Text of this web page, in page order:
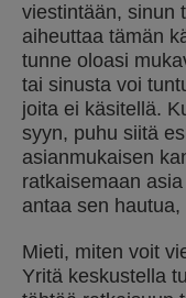
viestintään, sinun
aiheuttaa tämän
tunne oloasi
tai sinusta voi
joita ei käsitellä.
syyn, puhu siitä
asianmukaisen
ratkaisemaan
antaa sen
Mieti, miten voit
Yritä keskustella